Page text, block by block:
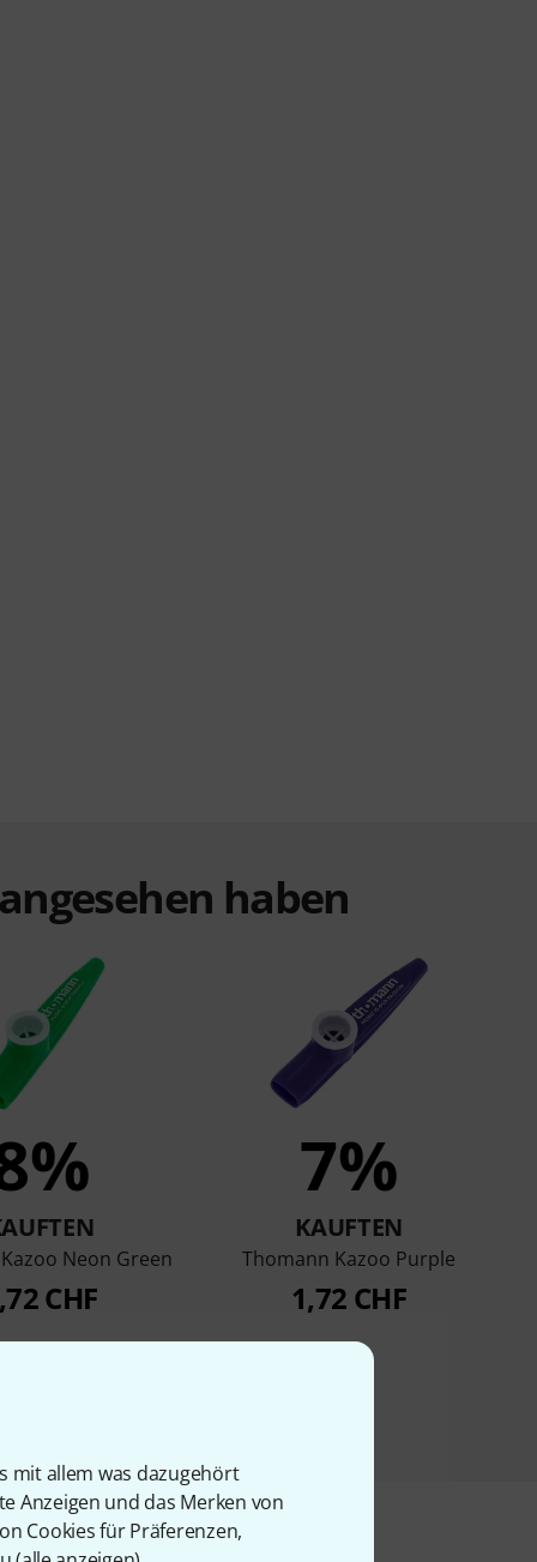
mit allem was dazugehört
Anzeigen und das Merken von
Cookies für Präferenzen,
haben
Neon Green
CHF
7%
KAUFTEN
Thomann Kazoo Purple
1,72 CHF